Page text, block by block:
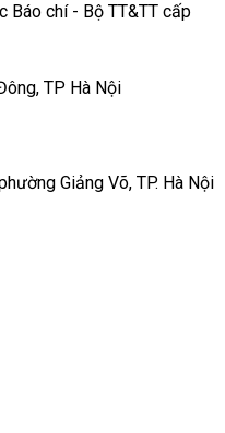
Báo chí - Bộ TT&TT cấp
TP Hà Nội
Giảng Võ, TP. Hà Nội